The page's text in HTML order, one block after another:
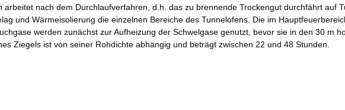
arbeitet nach dem Durchlaufverfahren, d.h. das zu brennende Trockengut durchfährt auf
und Wärmeisolierung die einzelnen Bereiche des Tunnelofens. Die im
werden zunächst zur Aufheizung der Schwelgase genutzt, bevor sie in den 30 m
Ziegels ist von seiner Rohdichte abhängig und beträgt zwischen 22 und 48 Stunden.